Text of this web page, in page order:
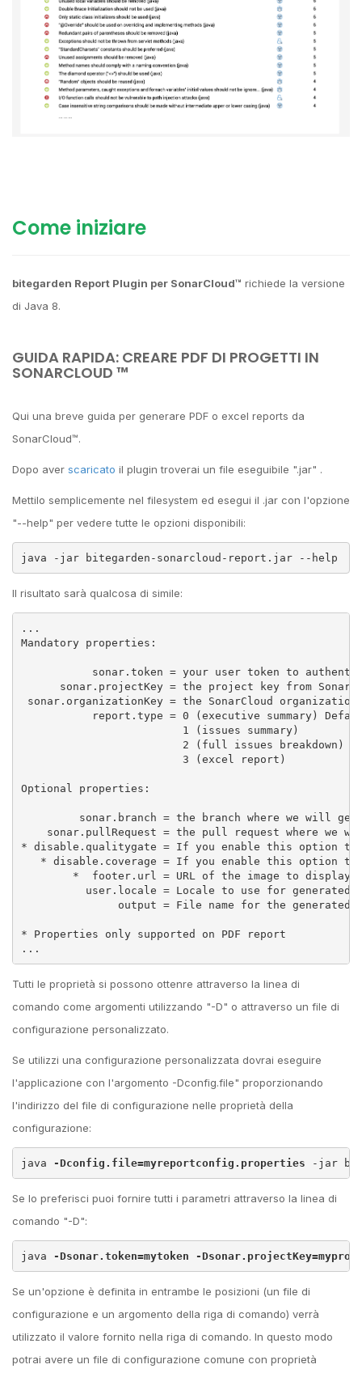
Come iniziare
bitegarden Report Plugin per SonarCloud™ richiede la versione
di Java 8.
GUIDA RAPIDA: CREARE PDF DI PROGETTI IN
SONARCLOUD ™
Qui una breve guida per generare PDF o excel reports da
SonarCloud™.
Dopo aver scaricato il plugin troverai un file eseguibile ".jar" .
Mettilo semplicemente nel filesystem ed esegui il .jar con l'opzione
"--help" per vedere tutte le opzioni disponibili:
java -jar bitegarden-sonarcloud-report.jar --help
Il risultato sarà qualcosa di simile:
...
Mandatory properties:
sonar.token = your user token to
sonar.projectKey = the project key from
sonar.organizationKey = the SonarCloud
report.type = 0 (executive summary)
                         1 (issues summary)
                         2 (full issues breakdown)
                         3 (excel report)
Optional properties:
sonar.branch = the branch where we will
sonar.pullRequest = the pull request where we
* disable.qualitygate = If you enable this option
* disable.coverage = If you enable this option
*  footer.url = URL of the image to display
user.locale = Locale to use for generated
output = File name for the generated
* Properties only supported on PDF report
...
Tutti le proprietà si possono ottenre attraverso la linea di
comando come argomenti utilizzando "-D" o attraverso un file di
configurazione personalizzato.
Se utilizzi una configurazione personalizzata dovrai eseguire
l'applicazione con l'argomento -Dconfig.file" proporzionando
l'indirizzo del file di configurazione nelle proprietà della
configurazione:
java -Dconfig.file=myreportconfig.properties -jar
Se lo preferisci puoi fornire tutti i parametri attraverso la linea di
comando "-D":
java -Dsonar.token=mytoken -
Se un'opzione è definita in entrambe le posizioni (un file di
configurazione e un argomento della riga di comando) verrà
utilizzato il valore fornito nella riga di comando. In questo modo
potrai avere un file di configurazione comune con proprietà